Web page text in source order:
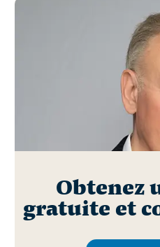
Obtenez
gratuite et